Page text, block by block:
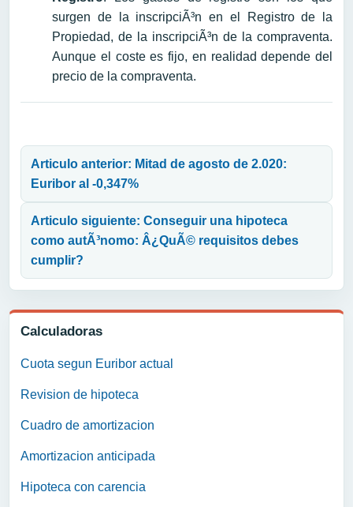
Calculadoras
Cuota segun Euribor actual
Revision de hipoteca
Cuadro de amortizacion
Amortizacion anticipada
Hipoteca con carencia
surgen de la inscripciÃ³n en el Registro de la
Propiedad, de la inscripciÃ³n de la compraventa.
Aunque el coste es fijo, en realidad depende del
precio de la compraventa.
Articulo anterior: Mitad de agosto de 2.020:
Euribor al -0,347%
Articulo siguiente: Conseguir una hipoteca
como autÃ³nomo: Â¿QuÃ© requisitos debes
cumplir?